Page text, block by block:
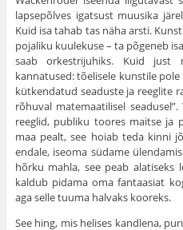
lapsepõlves igat­sust muusika
Kuid isa tahab tas näha arsti.
pojaliku kuulekuse – ta põgeneb
saab orkestrijuhiks. Kuid
kannatused: tõelisele kunstile
kütkendatud sea­duste ja reeglite
rõhu­val matemaatilisel
reeglid, publiku toores maitse ja
maa pealt, see hoiab teda kinni
endale, iseoma südame
hõrku mahla, see peab
kaldub pidama oma fantaasiat
aga selle tuuma halvaks kooreks.
See hing, mis helises kandlena,